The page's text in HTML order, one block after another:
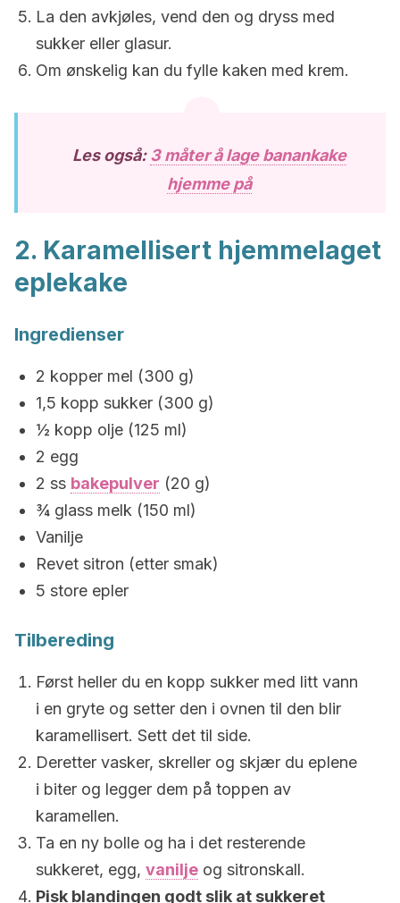
La den avkjøles, vend den og dryss med
sukker eller glasur.
Om ønskelig kan du fylle kaken med krem.
Les også:3 måter å lage banankake
hjemme på
2. Karamellisert hjemmelaget
eplekake
Ingredienser
2 kopper mel (300 g)
1,5 kopp sukker (300 g)
½ kopp olje (125 ml)
2 egg
2 ss bakepulver (20 g)
¾ glass melk (150 ml)
Vanilje
Revet sitron (etter smak)
5 store epler
Tilbereding
Først heller du en kopp sukker med litt vann
i en gryte og setter den i ovnen til den blir
karamellisert. Sett det til side.
Deretter vasker, skreller og skjær du eplene
i biter og legger dem på toppen av
karamellen.
Ta en ny bolle og ha i det resterende
sukkeret, egg, vanilje og sitronskall.
Pisk blandingen godt slik at sukkeret